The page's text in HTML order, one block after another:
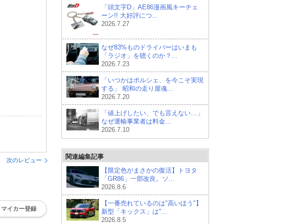
次のレビュー
マイカー登録
「頭文字D」AE86漫画風キーチェ
ーン!! 大好評につ...
2026.7.27
なぜ83%ものドライバーはいまも
「ラジオ」を聴くのか？...
2026.7.23
「いつかはポルシェ、を今こそ実現
する」 昭和の走り屋魂...
2026.7.20
「値上げしたい、でも言えない…」
なぜ運輸事業者は料金...
2026.7.10
関連編集記事
【限定色がまさかの復活】トヨタ
「GR86」一部改良。ソ...
2026.8.6
【一番売れているのは"高いほう"】
新型「キックス」は"...
2026.8.5